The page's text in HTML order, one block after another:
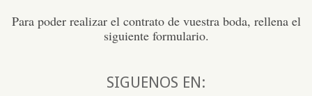
Para poder realizar el contrato de vuestra boda, rellena el
siguiente formulario.
SIGUENOS EN: